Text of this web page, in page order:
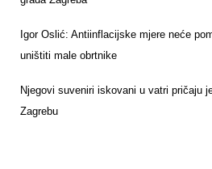
Igor Oslić: Antiinflacijske mjere neće
uništiti male obrtnike
Njegovi suveniri iskovani u vatri pričaju
Zagrebu